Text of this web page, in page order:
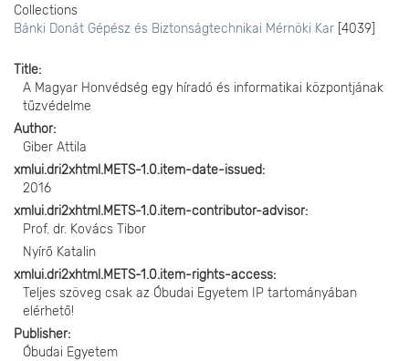
Collections
Bánki Donát Gépész és Biztonságtechnikai Mérnöki Kar [4039]
Title
A Magyar Honvédség egy híradó és informatikai központjának
tűzvédelme
Author
Giber Attila
xmlui.dri2xhtml.METS-1.0.item-date-issued
2016
xmlui.dri2xhtml.METS-1.0.item-contributor-advisor
Prof. dr. Kovács Tibor
Nyírő Katalin
xmlui.dri2xhtml.METS-1.0.item-rights-access
Teljes szöveg csak az Óbudai Egyetem IP tartományában
elérhető!
Publisher
Óbudai Egyetem